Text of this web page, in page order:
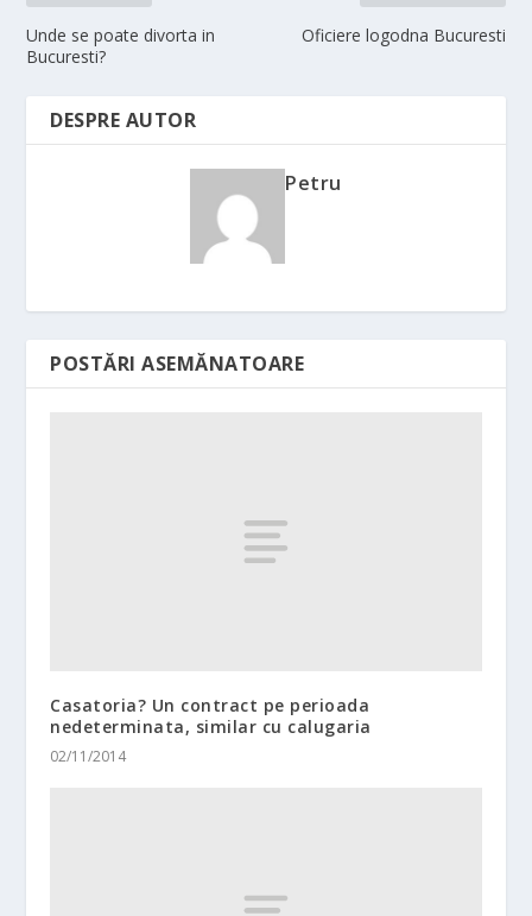
Unde se poate divorta in
Bucuresti?
Oficiere logodna Bucuresti
DESPRE AUTOR
Petru
POSTĂRI ASEMĂNATOARE
Casatoria? Un contract pe perioada
nedeterminata, similar cu calugaria
02/11/2014